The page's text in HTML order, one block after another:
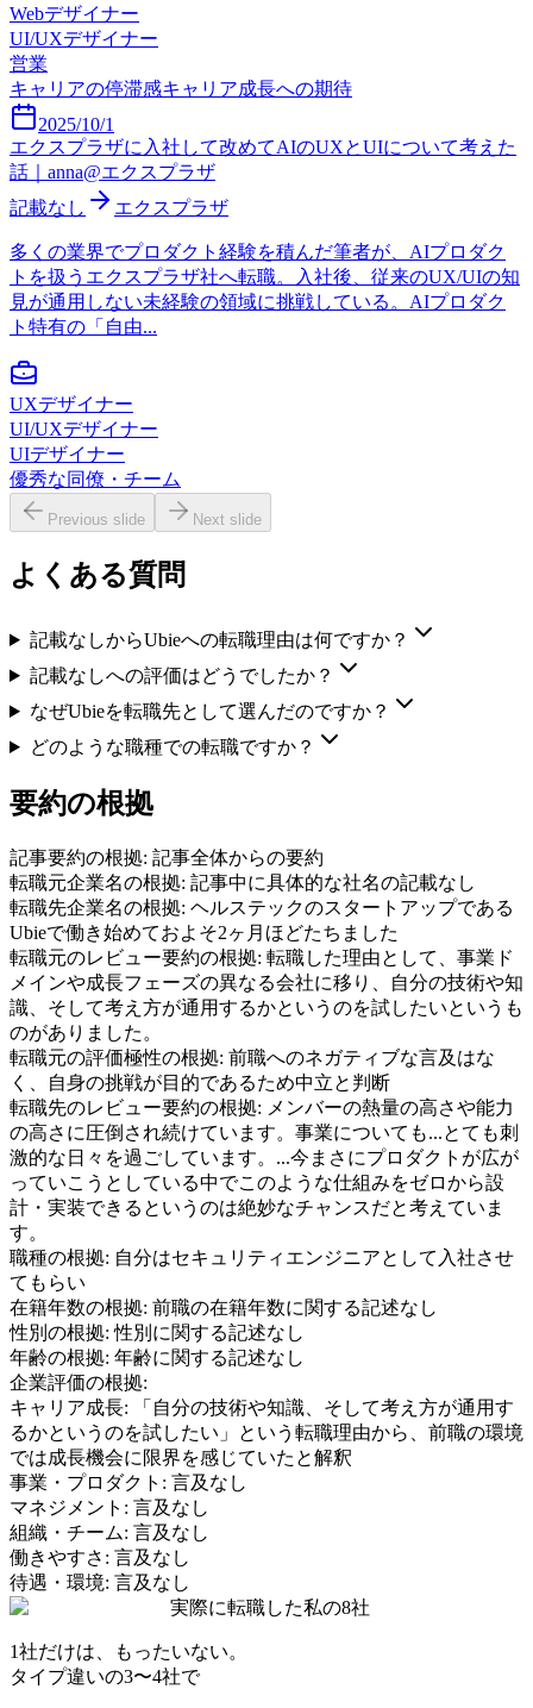
Webデザイナー
UI/UXデザイナー
営業
キャリアの停滞感キャリア成長への期待
2025/10/1
エクスプラザに入社して改めてAIのUXとUIについて考えた
話｜anna@エクスプラザ
記載なし
エクスプラザ
多くの業界でプロダクト経験を積んだ筆者が、AIプロダク
トを扱うエクスプラザ社へ転職。入社後、従来のUX/UIの知
見が通用しない未経験の領域に挑戦している。AIプロダク
ト特有の「自由...
UXデザイナー
UI/UXデザイナー
UIデザイナー
優秀な同僚・チーム
Previous slide Next slide
よくある質問
記載なしからUbieへの転職理由は何ですか？
記載なしへの評価はどうでしたか？
なぜUbieを転職先として選んだのですか？
どのような職種での転職ですか？
要約の根拠
記事要約の根拠: 記事全体からの要約
転職元企業名の根拠: 記事中に具体的な社名の記載なし
転職先企業名の根拠: ヘルステックのスタートアップである
Ubieで働き始めておよそ2ヶ月ほどたちました
転職元のレビュー要約の根拠: 転職した理由として、事業ド
メインや成長フェーズの異なる会社に移り、自分の技術や知
識、そして考え方が通用するかというのを試したいというも
のがありました。
転職元の評価極性の根拠: 前職へのネガティブな言及はな
く、自身の挑戦が目的であるため中立と判断
転職先のレビュー要約の根拠: メンバーの熱量の高さや能力
の高さに圧倒され続けています。事業についても...とても刺
激的な日々を過ごしています。...今まさにプロダクトが広が
っていこうとしている中でこのような仕組みをゼロから設
計・実装できるというのは絶妙なチャンスだと考えていま
す。
職種の根拠: 自分はセキュリティエンジニアとして入社させ
てもらい
在籍年数の根拠: 前職の在籍年数に関する記述なし
性別の根拠:性別に関する記述なし
年齢の根拠: 年齢に関する記述なし
企業評価の根拠:
キャリア成長:
「自分の技術や知識、そして考え方が通用す
るかというのを試したい」という転職理由から、前職の環境
では成長機会に限界を感じていたと解釈
事業・プロダクト : 言及なし
マネジメント : 言及なし
組織・チーム: 言及なし
働きやすさ : 言及なし
待遇・環境: 言及なし
実際に転職した私の8社
1社だけは、もったいない。
タイプ違いの3〜4社で